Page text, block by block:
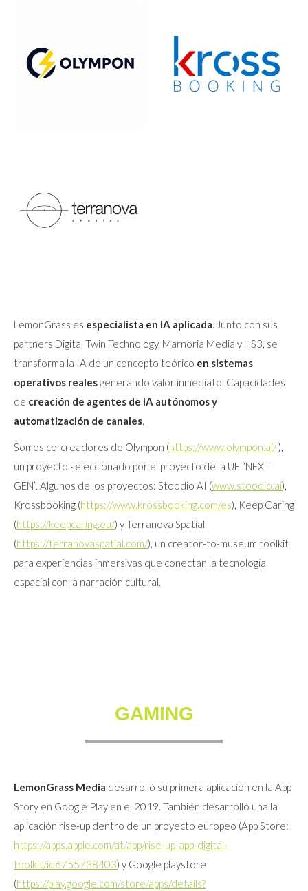
LemonGrass es especialista en IA aplicada. Junto con sus
partners Digital Twin Technology, Marnoria Media y HS3, se
transforma la IA de un concepto teórico en sistemas
operativos realesgenerando valor inmediato. Capacidades
de creación de agentes de IA autónomos y
automatización de canales.
Somos co-creadores de Olympon (https://www.olympon.ai/),
un proyecto seleccionado por el proyecto de la UE “NEXT
GEN”. Algunos de los proyectos: Stoodio AI (www.stoodio.ai),
Krossbooking (https://www.krossbooking.com/es), Keep Caring
(https://keepcaring.eu/) y Terranova Spatial
(https://terranovaspatial.com/), un creator-to-museum toolkit
para experiencias inmersivas que conectan la tecnología
espacial con la narración cultural.
GAMING
LemonGrass Media desarrolló su primera aplicación en la App
Story en Google Play en el 2019. También desarrolló una la
aplicación rise-up dentro de un proyecto europeo (App Store:
https://apps.apple.com/at/app/rise-up-app-digital-
toolkit/id6755738403) y Google playstore
(https://play.google.com/store/apps/details?